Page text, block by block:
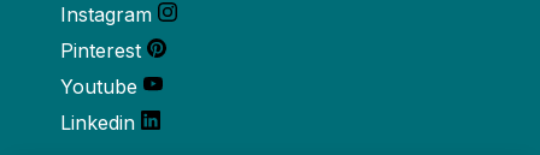
Instagram
Pinterest
Youtube
Linkedin